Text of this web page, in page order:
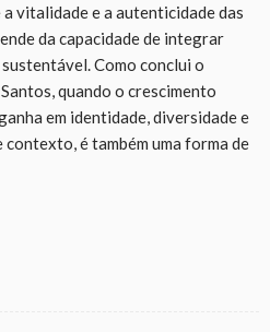
vitalidade e a autenticidade das
da capacidade de integrar
Como conclui o
quando o crescimento
em identidade, diversidade e
é também uma forma de